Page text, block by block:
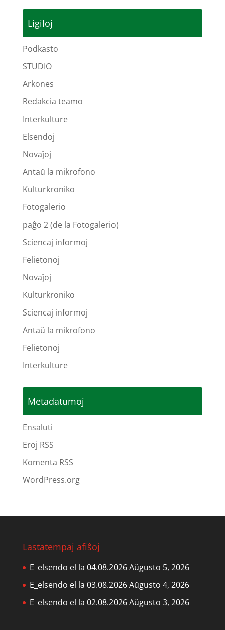
Ligiloj
Podkasto
STUDIO
Arkones
Redakcia teamo
Interkulture
Elsendoj
Novaĵoj
Antaŭ la mikrofono
Kulturkroniko
Fotogalerio
paĝo 2 (de la Fotogalerio)
Sciencaj informoj
Felietonoj
Novaĵoj
Kulturkroniko
Sciencaj informoj
Antaŭ la mikrofono
Felietonoj
Interkulture
Metadatumoj
Ensaluti
Eroj RSS
Komenta RSS
WordPress.org
Lastatempaj afiŝoj
E_elsendo el la 04.08.2026Aŭgusto 5, 2026
E_elsendo el la 03.08.2026Aŭgusto 4, 2026
E_elsendo el la 02.08.2026Aŭgusto 3, 2026